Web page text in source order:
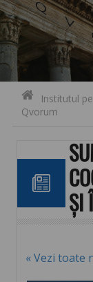
Skip to content
Institutul
Qvorum
ȘI
« Vezi toate